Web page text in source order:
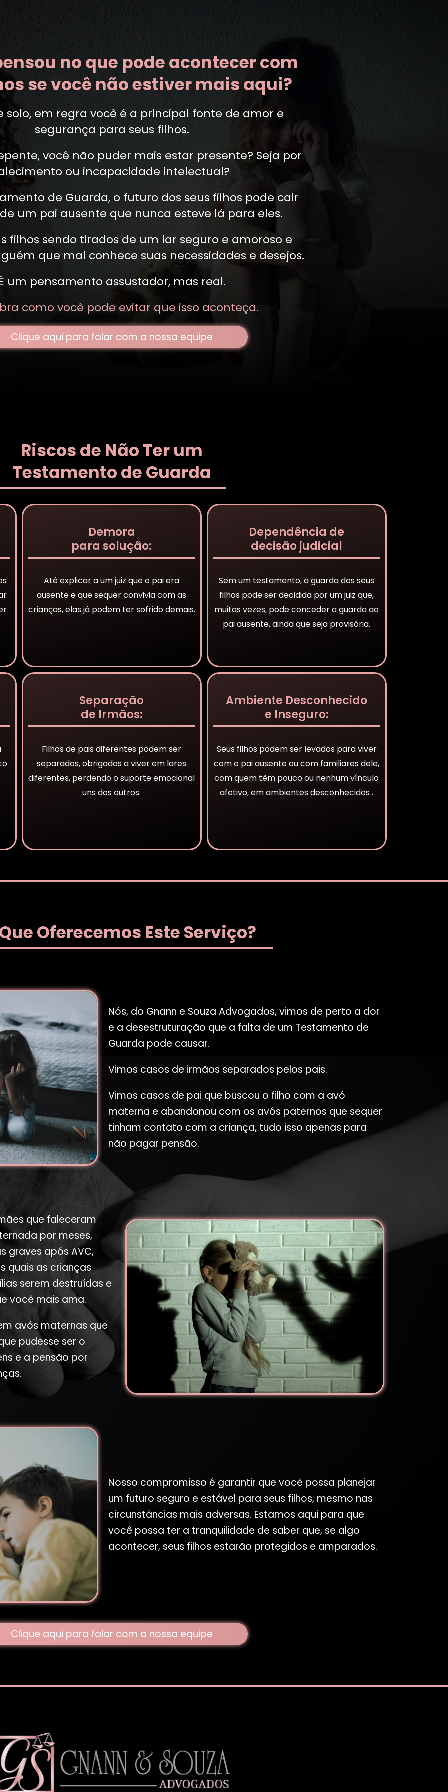
no que pode acontecer com
se você não estiver mais aqui?
solo, em regra você é a principal fonte de amor e
segurança para seus filhos.
você não puder mais estar presente? Seja por
ou incapacidade intelectual?
de Guarda, o futuro dos seus filhos pode cair
um pai ausente que nunca esteve lá para eles.
filhos sendo tirados de um lar seguro e amoroso e
que mal conhece suas necessidades e desejos.
um pensamento assustador, mas real.
como você pode evitar que isso aconteça.
Clique aqui para falar com a nossa equipe
Riscos de Não Ter um
Testamento de Guarda
Demora
para solução:
Até explicar a um juiz que o pai era
ausente e que sequer convivia com as
crianças, elas já podem ter sofrido demais.
Dependência de
decisão judicial
Sem um testamento, a guarda dos seus
filhos pode ser decidida por um juiz que,
muitas vezes, pode conceder a guarda ao
pai ausente, ainda que seja provisória.
Separação
de Irmãos:
Filhos de pais diferentes podem ser
separados, obrigados a viver em lares
diferentes, perdendo o suporte emocional
uns dos outros.
Ambiente Desconhecido
e Inseguro:
Seus filhos podem ser levados para viver
com o pai ausente ou com familiares dele,
com quem têm pouco ou nenhum vínculo
afetivo, em ambientes desconhecidos .
Oferecemos Este Serviço?
Nós, do Gnann e Souza Advogados, vimos de perto a dor
e a desestruturação que a falta de um Testamento de
Guarda pode causar.
Vimos casos de irmãos separados pelos pais.
Vimos casos de pai que buscou o filho com a avó
materna e abandonou com os avós paternos que sequer
tinham contato com a criança, tudo isso apenas para
não pagar pensão.
que faleceram
por meses,
graves após AVC,
quais as crianças
serem destruídas e
você mais ama.
avós maternas que
pudesse ser o
e a pensão por
Nosso compromisso é garantir que você possa planejar
um futuro seguro e estável para seus filhos, mesmo nas
circunstâncias mais adversas. Estamos aqui para que
você possa ter a tranquilidade de saber que, se algo
acontecer, seus filhos estarão protegidos e amparados.
Clique aqui para falar com a nossa equipe